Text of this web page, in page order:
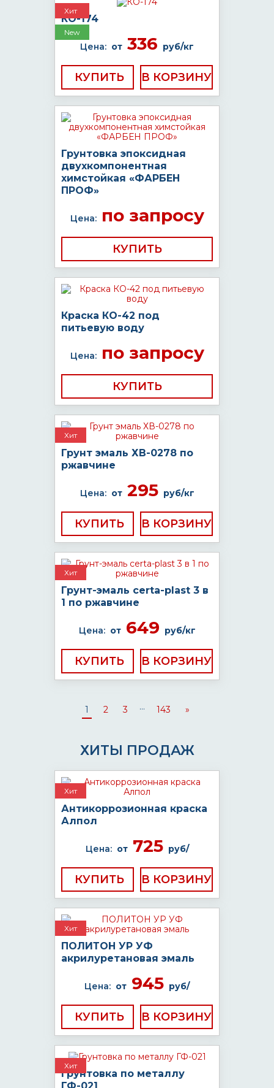
Хит
New
КО-174
Цена: от 336 руб/кг
КУПИТЬ
Грунтовка эпоксидная
двухкомпонентная
химстойкая «ФАРБЕН
ПРОФ»
Цена:по запросу
КУПИТЬ
Краска КО-42 под
питьевую воду
Цена:по запросу
КУПИТЬ
Хит
Грунт эмаль ХВ-0278 по
ржавчине
Цена: от295 руб/кг
КУПИТЬ
Хит
Грунт-эмаль certa-plast 3 в
1 по ржавчине
Цена: от649 руб/кг
КУПИТЬ
1 2 3 ... 143 »
ХИТЫ ПРОДАЖ
Хит
Антикоррозионная краска
Алпол
Цена: от725 руб/
КУПИТЬ
Хит
ПОЛИТОН УР УФ
акрилуретановая эмаль
Цена: от 945 руб/
КУПИТЬ
Хит
Грунтовка по металлу